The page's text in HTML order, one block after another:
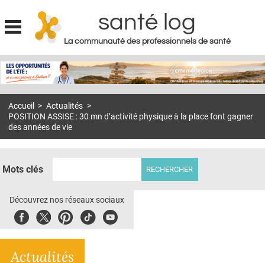
Jump to navigation
santé log
La communauté des professionnels de santé
MON COMPTE
S'ABONNER À LA REVUE SOIN À DOMICILE
E-REVUE SAD
THÉMA
Accueil > Actualités >
POSITION ASSISE : 30 mn d’activité physique à la place font gagner
des années de vie
Mots clés
Découvrez nos réseaux sociaux
FacebookTwitterPinterest
TiktokYoubute
Actualités